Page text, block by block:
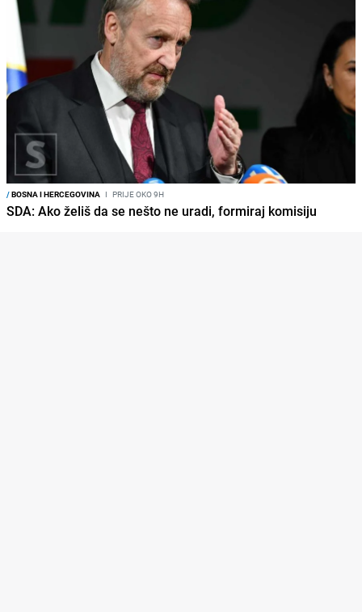
/BOSNA I HERCEGOVINA I PRIJE OKO 9H
SDA: Ako želiš da se nešto ne uradi, formiraj komisiju